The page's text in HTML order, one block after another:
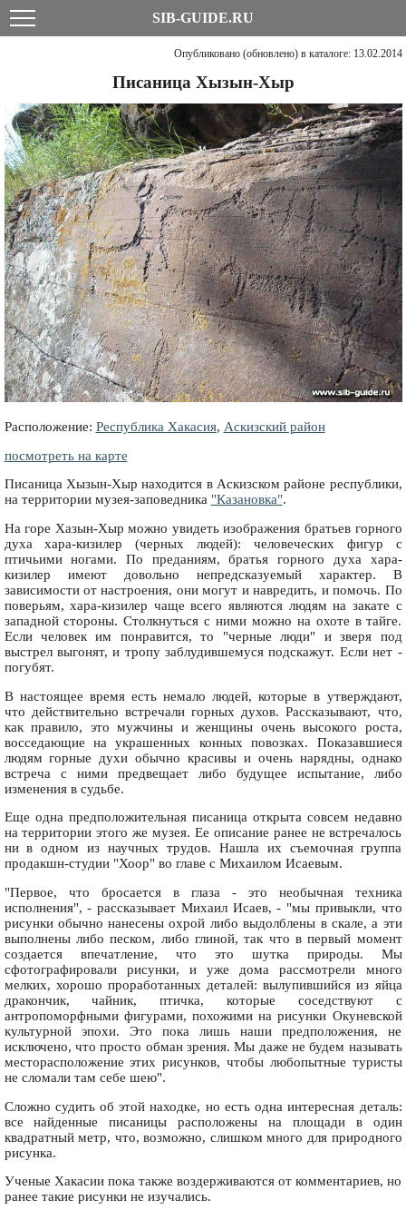
SIB-GUIDE.RU
Опубликовано (обновлено) в каталоге: 13.02.2014
Писаница Хызын-Хыр
Расположение: Республика Хакасия, Аскизский район
посмотреть на карте
Писаница Хызын-Хыр находится в Аскизском районе республики,
на территории музея-заповедника "Казановка".
На горе Хазын-Хыр можно увидеть изображения братьев горного
духа хара-кизилер (черных людей): человеческих фигур с
птичьими ногами. По преданиям, братья горного духа хара-
кизилер имеют довольно непредсказуемый характер. В
зависимости от настроения, они могут и навредить, и помочь. По
поверьям, хара-кизилер чаще всего являются людям на закате с
западной стороны. Столкнуться с ними можно на охоте в тайге.
Если человек им понравится, то "черные люди" и зверя под
выстрел выгонят, и тропу заблудившемуся подскажут. Если нет -
погубят.
В настоящее время есть немало людей, которые в утверждают,
что действительно встречали горных духов. Рассказывают, что,
как правило, это мужчины и женщины очень высокого роста,
восседающие на украшенных конных повозках. Показавшиеся
людям горные духи обычно красивы и очень нарядны, однако
встреча с ними предвещает либо будущее испытание, либо
изменения в судьбе.
Еще одна предположительная писаница открыта совсем недавно
на территории этого же музея. Ее описание ранее не встречалось
ни в одном из научных трудов. Нашла их съемочная группа
продакшн-студии "Хоор" во главе с Михаилом Исаевым.
"Первое, что бросается в глаза - это необычная техника
исполнения", - рассказывает Михаил Исаев, - "мы привыкли, что
рисунки обычно нанесены охрой либо выдолблены в скале, а эти
выполнены либо песком, либо глиной, так что в первый момент
создается впечатление, что это шутка природы. Мы
сфотографировали рисунки, и уже дома рассмотрели много
мелких, хорошо проработанных деталей: вылупившийся из яйца
дракончик, чайник, птичка, которые соседствуют с
антропоморфными фигурами, похожими на рисунки Окуневской
культурной эпохи. Это пока лишь наши предположения, не
исключено, что просто обман зрения. Мы даже не будем называть
месторасположение этих рисунков, чтобы любопытные туристы
не сломали там себе шею".
Сложно судить об этой находке, но есть одна интересная деталь:
все найденные писаницы расположены на площади в один
квадратный метр, что, возможно, слишком много для природного
рисунка.
Ученые Хакасии пока также воздерживаются от комментариев, но
ранее такие рисунки не изучались.